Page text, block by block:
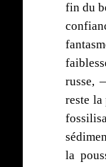
fin du
russe,
reste la
la